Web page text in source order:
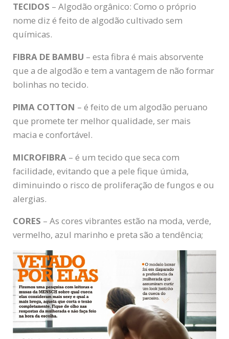
TECIDOS – Algodão orgânico: Como o próprio
nome diz é feito de algodão cultivado sem
químicas.
FIBRA DE BAMBU – esta fibra é mais absorvente
que a de algodão e tem a vantagem de não formar
bolinhas no tecido.
PIMA COTTON – é feito de um algodão peruano
que promete ter melhor qualidade, ser mais
macia e confortável.
MICROFIBRA – é um tecido que seca com
facilidade, evitando que a pele fique úmida,
diminuindo o risco de proliferação de fungos e ou
alergias.
CORES – As cores vibrantes estão na moda, verde,
vermelho, azul marinho e preta são a tendência;